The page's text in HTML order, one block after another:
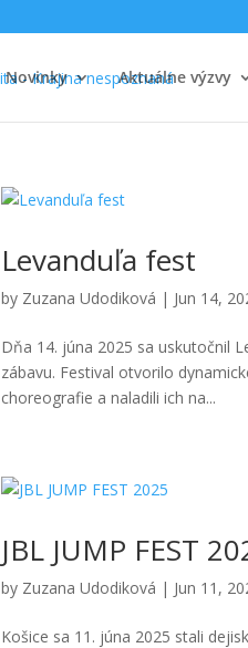
Novinky Aktuálne výzvy
Levanduľa fest
by Zuzana Udodiková | Jun 14,
Dňa 14. júna 2025 sa uskutočnil
zábavu. Festival otvorilo
choreografie a naladili ich na...
JBL JUMP FEST
by Zuzana Udodiková | Jun 11,
Košice sa 11. júna 2025 stali